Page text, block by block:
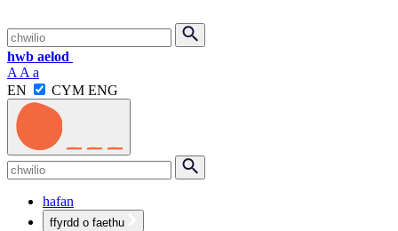
Skip
to
content
Search cyflwyno
hwb aelod
A A a
EN
Switch English and Welsh
CYM ENG
Menu
Search cyflwyno
hafan
ffyrdd o faethu